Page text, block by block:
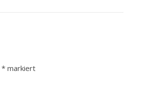
* markiert